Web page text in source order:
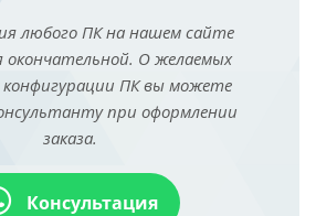
любого ПК на нашем сайте
окончательной. О желаемых
конфигурации ПК вы можете
при оформлении
заказа.
Консультация